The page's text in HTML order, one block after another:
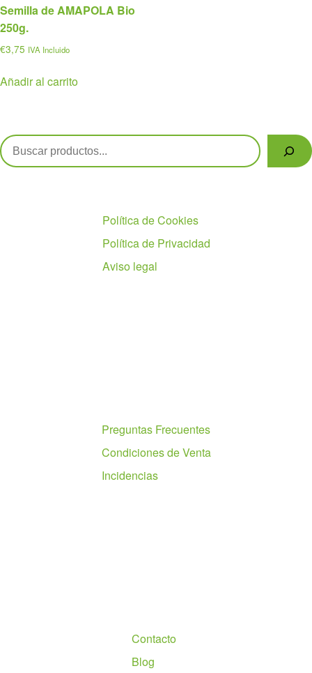
Semilla de AMAPOLA Bio
250g.
€3,75 IVA Incluido
Añadir al carrito
Buscar
Política de Cookies
Política de Privacidad
Aviso legal
Preguntas Frecuentes
Condiciones de Venta
Incidencias
Contacto
Blog